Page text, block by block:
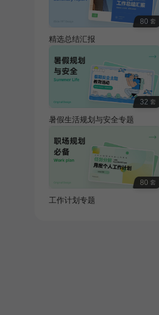
80 套
精选总结汇报
32 套
暑假生活规划与安全专题
80 套
工作计划专题